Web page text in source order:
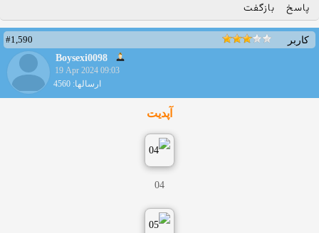
پاسخ بازگفت
کاربر
#1,590
Boysexi0098
19 Apr 2024 09:03
ارسالها: 4560
آپدیت
04